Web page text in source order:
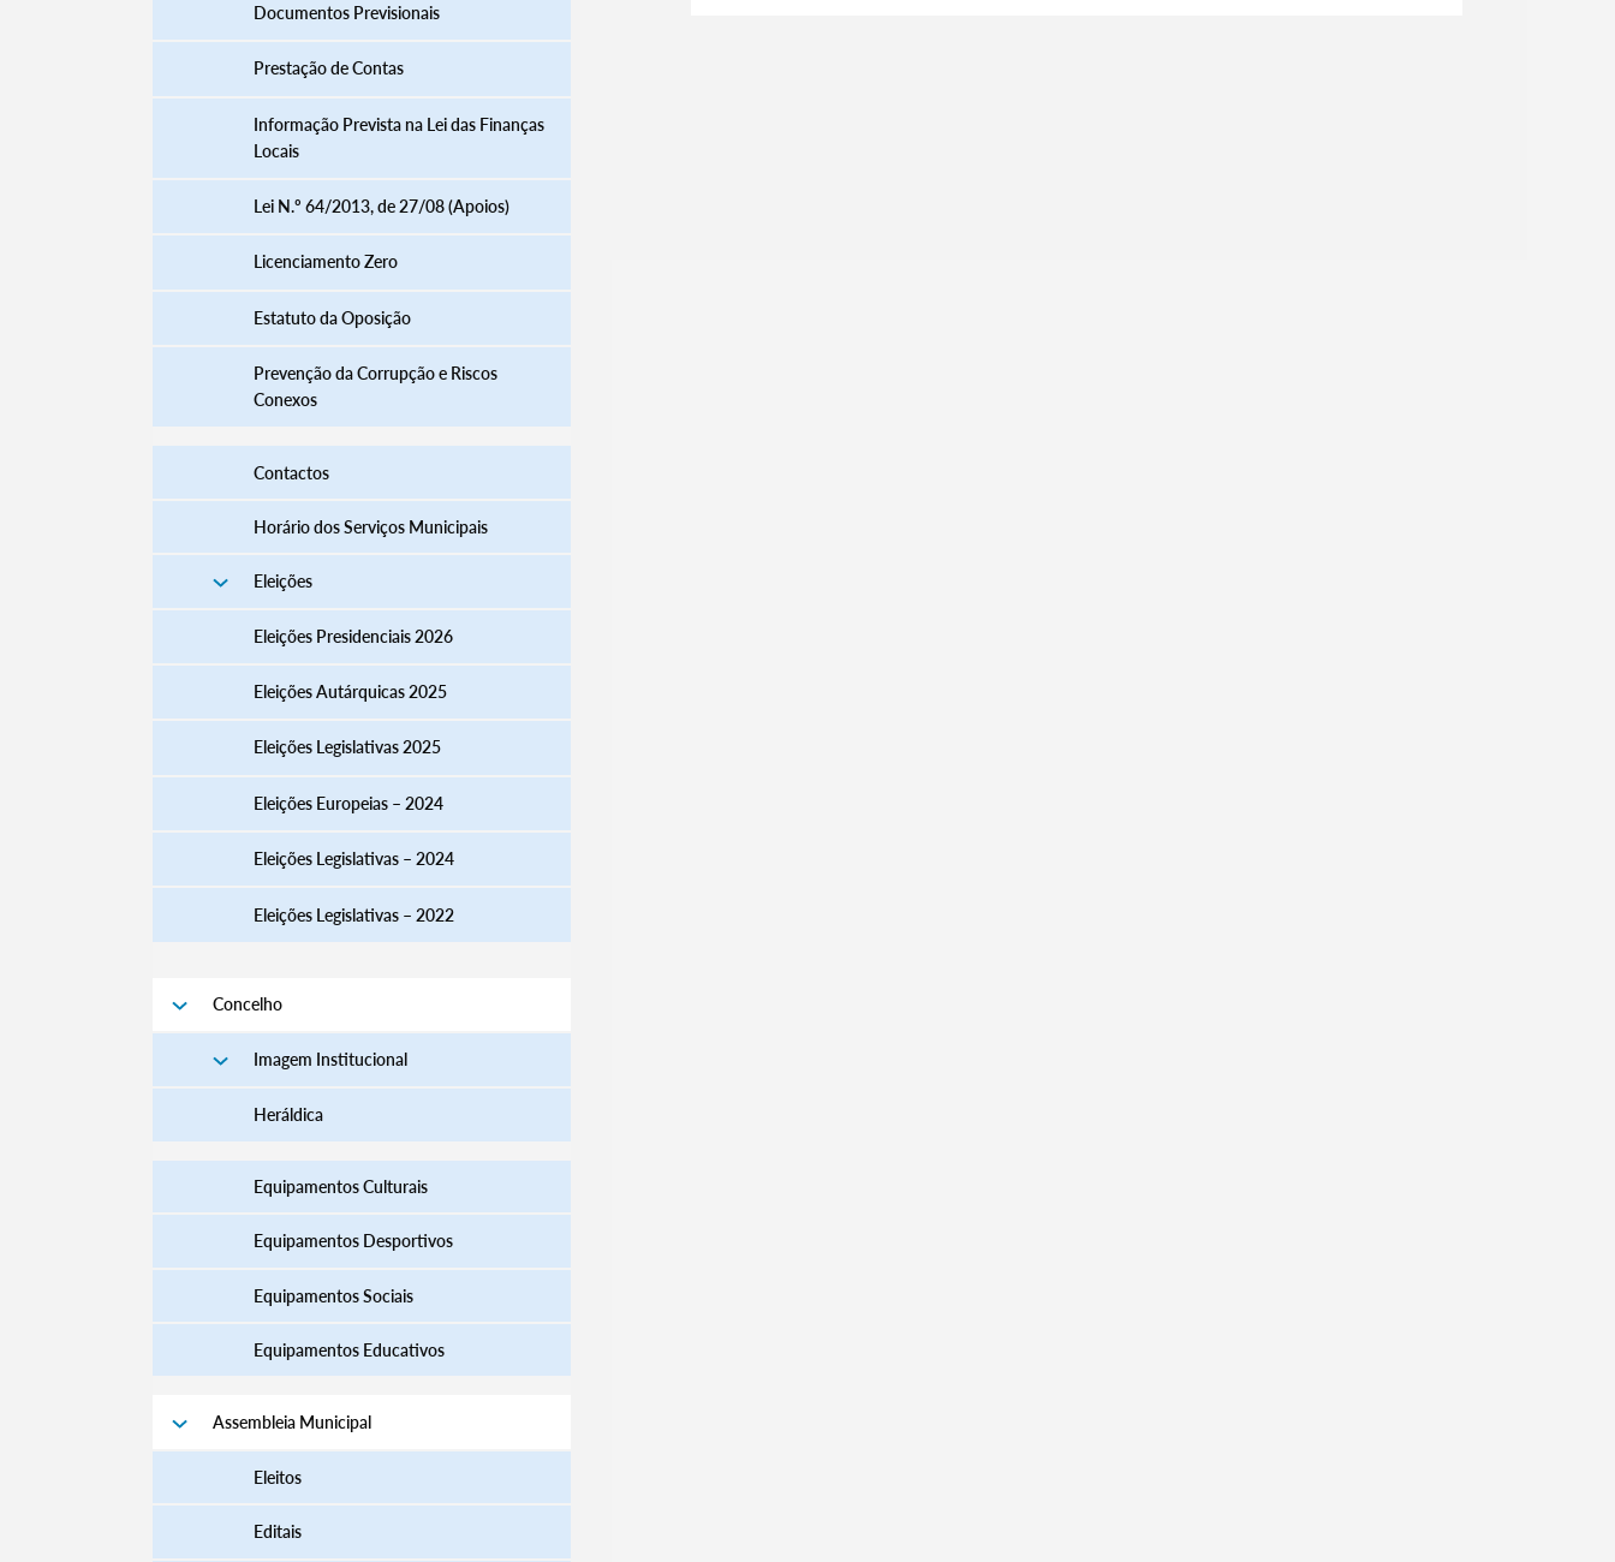
Termo de Pesquisa
Categorias gerais
Filtros
Documentos Previsionais
Prestação de Contas
Informação Prevista na Lei das Finanças
Locais
Lei N.º 64/2013, de 27/08 (Apoios)
Licenciamento Zero
Estatuto da Oposição
Prevenção da Corrupção e Riscos
Conexos
Contactos
Horário dos Serviços Municipais
Eleições
Eleições Presidenciais 2026
Eleições Autárquicas 2025
Eleições Legislativas 2025
Eleições Europeias – 2024
Eleições Legislativas – 2024
Eleições Legislativas – 2022
Concelho
Imagem Institucional
Heráldica
Equipamentos Culturais
Equipamentos Desportivos
Equipamentos Sociais
Equipamentos Educativos
Assembleia Municipal
Eleitos
Editais